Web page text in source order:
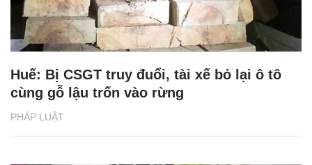
PHÁP LUẬT
Huế: Bị CSGT truy đuổi, tài xế bỏ lại ô tô
cùng gỗ lậu trốn vào rừng